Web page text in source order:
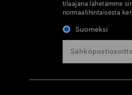
tilaajana lähetämme
normaalihintaisesta
Suomeksi